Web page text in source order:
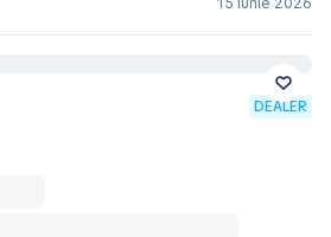
DEALER